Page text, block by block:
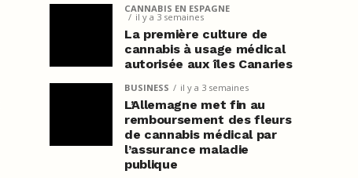
CANNABIS EN ESPAGNE
il y a 3 semaines
La première culture de
cannabis à usage médical
autorisée aux îles Canaries
BUSINESS il y a 3 semaines
L’Allemagne met fin au
remboursement des fleurs
de cannabis médical par
l’assurance maladie
publique